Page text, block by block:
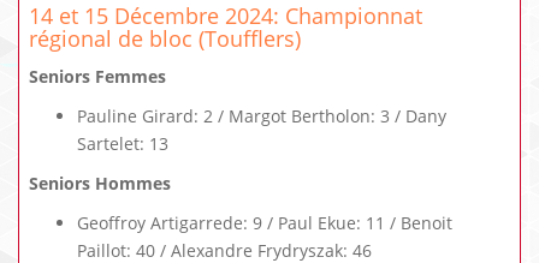
14 et 15 Décembre 2024: Championnat
régional de bloc (Toufflers)
Seniors Femmes
Pauline Girard: 2 / Margot Bertholon: 3 / Dany
Sartelet: 13
Seniors Hommes
Geoffroy Artigarrede: 9 / Paul Ekue: 11 / Benoit
Paillot: 40 / Alexandre Frydryszak: 46